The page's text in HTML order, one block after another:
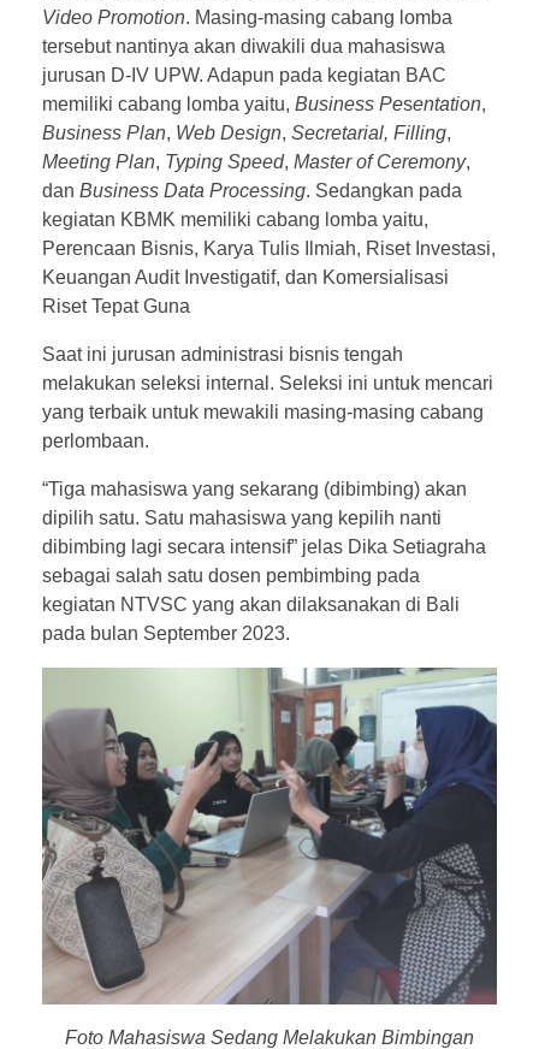
Video Promotion. Masing-masing cabang lomba
tersebut nantinya akan diwakili dua mahasiswa
jurusan D-IV UPW. Adapun pada kegiatan BAC
memiliki cabang lomba yaitu, Business Pesentation,
Business Plan, Web Design, Secretarial, Filling,
Meeting Plan, Typing Speed, Master of Ceremony,
dan Business Data Processing. Sedangkan pada
kegiatan KBMK memiliki cabang lomba yaitu,
Perencaan Bisnis, Karya Tulis Ilmiah, Riset Investasi,
Keuangan Audit Investigatif, dan Komersialisasi
Riset Tepat Guna
Saat ini jurusan administrasi bisnis tengah
melakukan seleksi internal. Seleksi ini untuk mencari
yang terbaik untuk mewakili masing-masing cabang
perlombaan.
“Tiga mahasiswa yang sekarang (dibimbing) akan
dipilih satu. Satu mahasiswa yang kepilih nanti
dibimbing lagi secara intensif” jelas Dika Setiagraha
sebagai salah satu dosen pembimbing pada
kegiatan NTVSC yang akan dilaksanakan di Bali
pada bulan September 2023.
Foto Mahasiswa Sedang Melakukan Bimbingan